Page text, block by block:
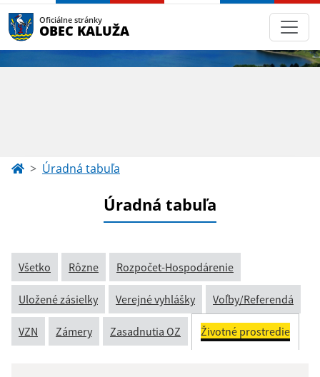
Oficiálne stránky
OBEC KALUŽA
Úradná tabuľa
Úradná tabuľa
Všetko Rôzne Rozpočet-Hospodárenie
Uložené zásielky Verejné vyhlášky Voľby/Referendá
VZN Zámery Zasadnutia OZ Životné prostredie